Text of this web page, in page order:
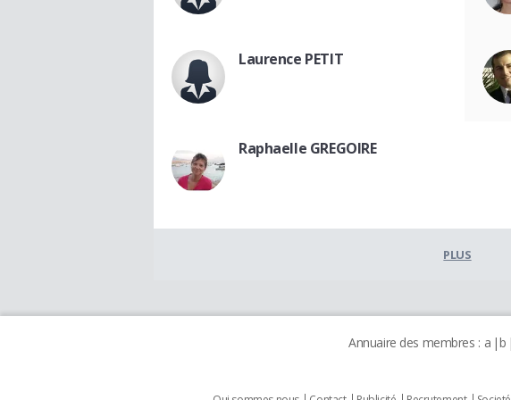
Laurence PETIT
Raphaelle GREGOIRE
PLUS
Annuaire des membres : a b